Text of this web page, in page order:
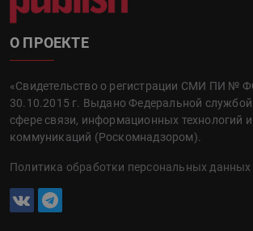
О ПРОЕКТЕ
«Свидетельство о регистрации СМИ ПИ №
30.10.2015 г. Выдано Федеральной службой
сфере связи, информационных технологий
коммуникаций (Роскомнадзором).
Политика обработки персональных данных